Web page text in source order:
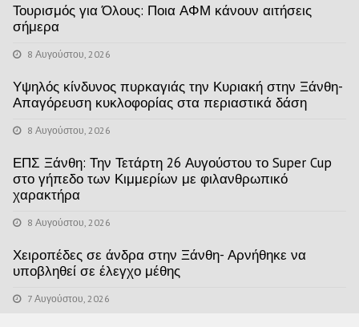
Τουρισμός για Όλους: Ποια ΑΦΜ κάνουν αιτήσεις
σήμερα
8 Αυγούστου, 2026
Υψηλός κίνδυνος πυρκαγιάς την Κυριακή στην Ξάνθη-
Απαγόρευση κυκλοφορίας στα περιαστικά δάση
8 Αυγούστου, 2026
ΕΠΣ Ξάνθη: Την Τετάρτη 26 Αυγούστου το Super Cup
στο γήπεδο των Κιμμερίων με φιλανθρωπικό
χαρακτήρα
8 Αυγούστου, 2026
Χειροπέδες σε άνδρα στην Ξάνθη- Αρνήθηκε να
υποβληθεί σε έλεγχο μέθης
7 Αυγούστου, 2026